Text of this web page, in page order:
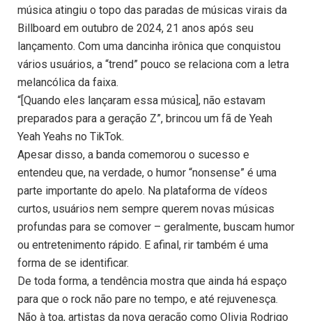
música atingiu o topo das paradas de músicas virais da
Billboard em outubro de 2024, 21 anos após seu
lançamento. Com uma dancinha irônica que conquistou
vários usuários, a “trend” pouco se relaciona com a letra
melancólica da faixa.
“[Quando eles lançaram essa música], não estavam
preparados para a geração Z”, brincou um fã de Yeah
Yeah Yeahs no TikTok.
Apesar disso, a banda comemorou o sucesso e
entendeu que, na verdade, o humor “nonsense” é uma
parte importante do apelo. Na plataforma de vídeos
curtos, usuários nem sempre querem novas músicas
profundas para se comover – geralmente, buscam humor
ou entretenimento rápido. E afinal, rir também é uma
forma de se identificar.
De toda forma, a tendência mostra que ainda há espaço
para que o rock não pare no tempo, e até rejuvenesça.
Não à toa, artistas da nova geração como Olivia Rodrigo